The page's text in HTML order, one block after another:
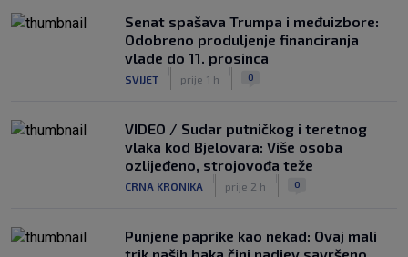
Senat spašava Trumpa i međuizbore:
Odobreno produljenje financiranja
vlade do 11. prosinca
SVIJET prije 1 h 0
VIDEO / Sudar putničkog i teretnog
vlaka kod Bjelovara: Više osoba
ozlijeđeno, strojovođa teže
CRNA KRONIKA prije 2 h 0
Punjene paprike kao nekad: Ovaj mali